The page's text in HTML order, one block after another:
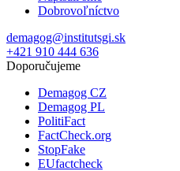
Dobrovoľníctvo
demagog@institutsgi.sk
+421 910 444 636
Doporučujeme
Demagog CZ
Demagog PL
PolitiFact
FactCheck.org
StopFake
EUfactcheck